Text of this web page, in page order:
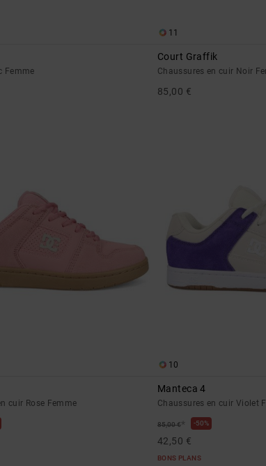
Femme
11
Court Graffik
Chaussures en cuir Noir
85,00 €
cuir Rose Femme
10
Manteca 4
Chaussures en cuir Violet
85,00 €* 50%
42,50 €
BONS PLANS